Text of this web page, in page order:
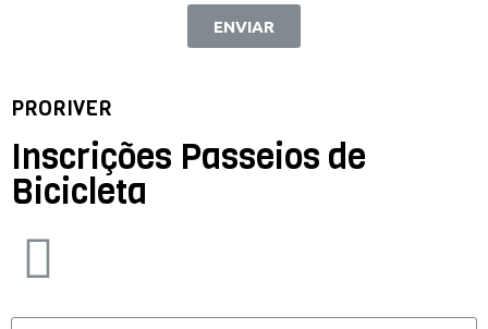
ENVIAR
PRORIVER
Inscrições Passeios de
Bicicleta